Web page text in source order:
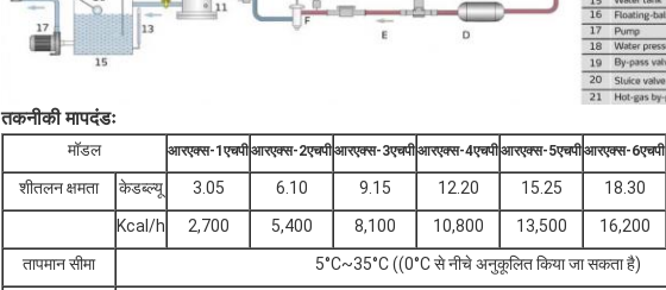
तकनीकी मापदंडः
मॉडल आरएक्स-1एचपीआरएक्स-2एचपीआरएक्स-3एचपीआरएक्स-4एचपीआरएक्स-5एचपीआरएक्स-6एचपी
शीतलन क्षमता केडब्ल्यू 3.05 6.10 9.15 12.20 15.25 18.30
Kcal/h
2,700 5,400 8,100 10,800 13,500 16,200
तापमान सीमा
5°C~35°C ((0°C से नीचे अनुकूलित किया जा सकता है)